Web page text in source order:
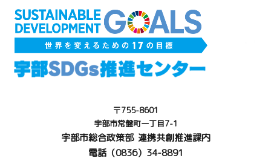
〒755-8601
宇部市常盤町一丁目7-1
宇部市総合政策部 連携共創推進課内
電話（0836）34-8891